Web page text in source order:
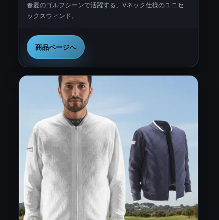
春夏のゴルフシーンで活躍する、Vネック仕様のユニセ
ックスウィンド。
商品ページへ